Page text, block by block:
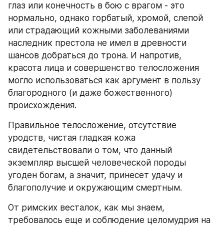
глаз или конечность в бою с врагом - это
нормально, однако горбатый, хромой, слепой
или страдающий кожными заболеваниями
наследник престола не имел в древности
шансов добраться до трона. И напротив,
красота лица и совершенство телосложения
могло использоваться как аргумент в пользу
благородного (и даже божественного)
происхождения.
Правильное телосложение, отсутствие
уродств, чистая гладкая кожа
свидетельствовали о том, что данный
экземпляр высшей человеческой породы
угоден богам, а значит, принесет удачу и
благополучие и окружающим смертным.
От римских весталок, как мы знаем,
требовалось еще и соблюдение целомудрия на